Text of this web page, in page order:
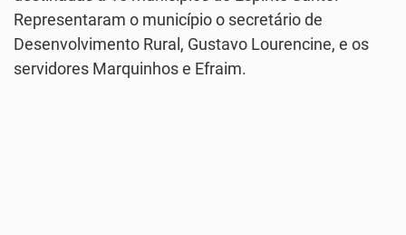
Representaram o município o secretário de
Desenvolvimento Rural, Gustavo Lourencine, e os
servidores Marquinhos e Efraim.